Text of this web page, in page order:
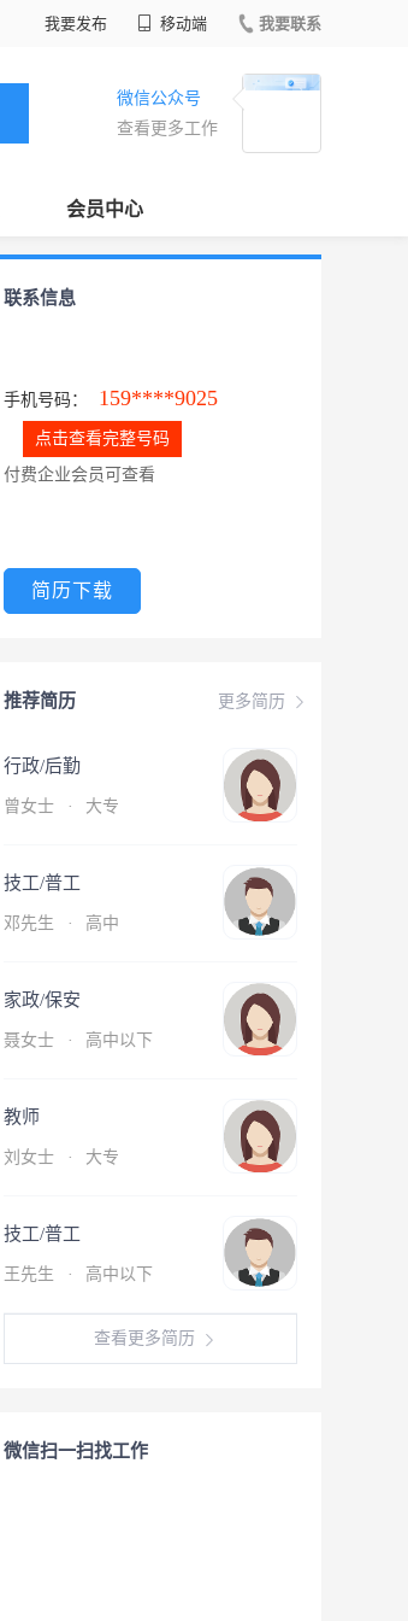
我要发布 移动端 我要联系
微信公众号
查看更多工作
会员中心
联系信息
手机号码： 159****9025
点击查看完整号码
付费企业会员可查看
简历下载
更多简历
推荐简历
行政/后勤
曾女士 · 大专
技工/普工
邓先生 · 高中
家政/保安
聂女士 · 高中以下
教师
刘女士 · 大专
技工/普工
王先生 · 高中以下
查看更多简历
微信扫一扫找工作